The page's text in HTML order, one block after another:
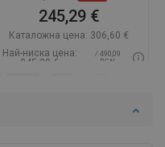
245,29 €
Каталожна цена: 306,60 €
Най-ниска цена:
245,29 €
/ 490,09
BGN
Добави в количката